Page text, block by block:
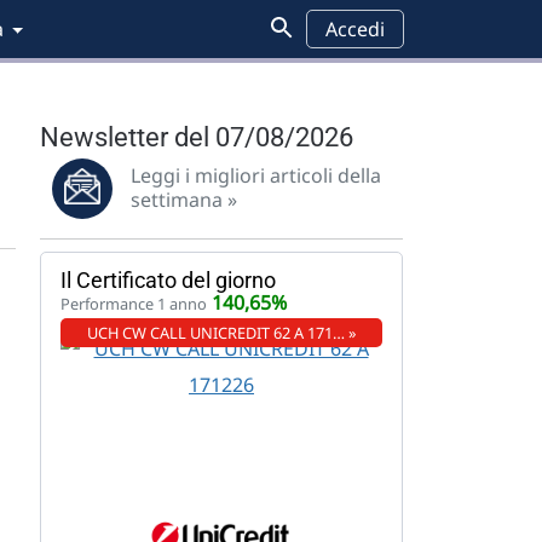
Accedi
Newsletter del 07/08/2026
Leggi i migliori articoli della
settimana »
Il Certificato del giorno
Performance 1 anno 140,65%
UCH CW CALL UNICREDIT 62 A 171… »